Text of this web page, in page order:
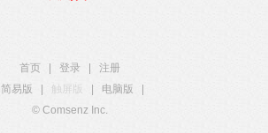
首页 登录
注册
简易版
触屏版 电脑版
© Comsenz Inc.